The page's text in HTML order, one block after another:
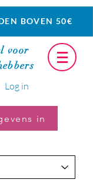
BOVEN 50€
voor
Log in
in